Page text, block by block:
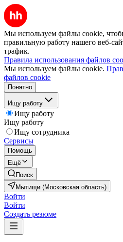
Мы используем файлы cookie,
правильную работу нашего веб-
трафик.
Правила использования файлов
Мы используем файлы cookie.
файлов cookie
Понятно
Ищу работу
Ищу работу
Ищу работу
Ищу сотрудника
Сервисы
Помощь
Ещё
Поиск
Мытищи (Московская область)
Войти
Войти
Создать резюме